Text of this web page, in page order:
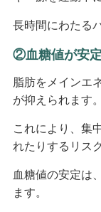
長時間にわたる
②血糖値が安
脂肪をメインエ
が抑えられます。
これにより、集
れたりするリス
血糖値の安定は
ます。